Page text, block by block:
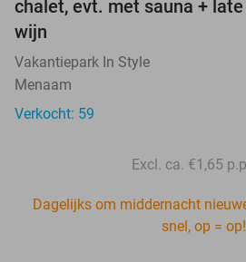
chalet, evt. met sauna +
wijn
Vakantiepark In Style
Menaam
Verkocht: 59
Excl. ca. €1,65
Dagelijks om middernacht
snel, op = op!